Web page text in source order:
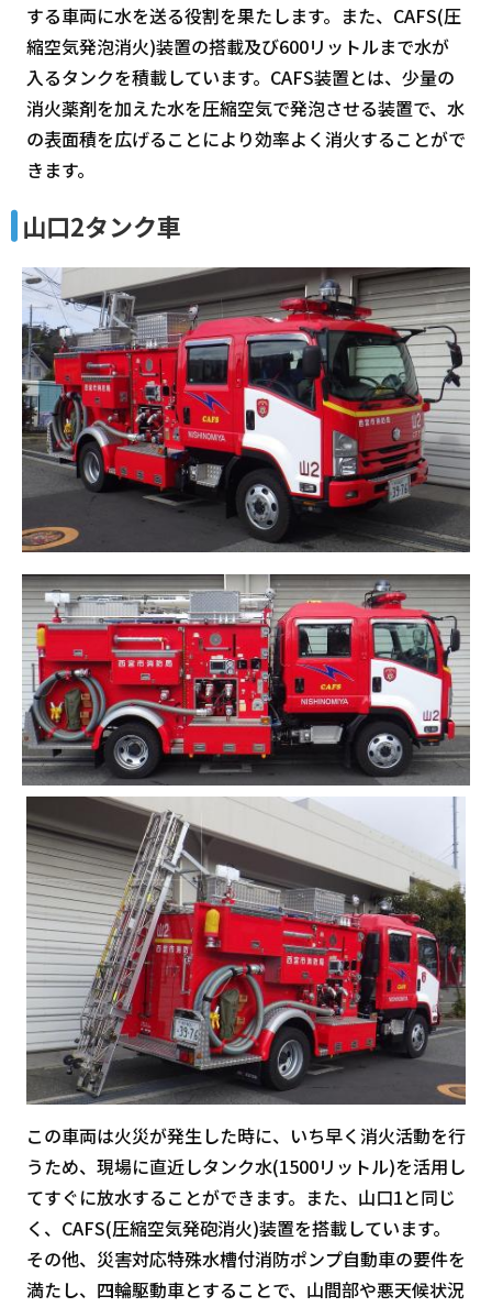
する車両に水を送る役割を果たします。また、CAFS(圧
縮空気発泡消火)装置の搭載及び600リットルまで水が
入るタンクを積載しています。CAFS装置とは、少量の
消火薬剤を加えた水を圧縮空気で発泡させる装置で、水
の表面積を広げることにより効率よく消火することがで
きます。
山口2タンク車
この車両は火災が発生した時に、いち早く消火活動を行
うため、現場に直近しタンク水(1500リットル)を活用し
てすぐに放水することができます。また、山口1と同じ
く、CAFS(圧縮空気発砲消火)装置を搭載しています。
その他、災害対応特殊水槽付消防ポンプ自動車の要件を
満たし、四輪駆動車とすることで、山間部や悪天候状況